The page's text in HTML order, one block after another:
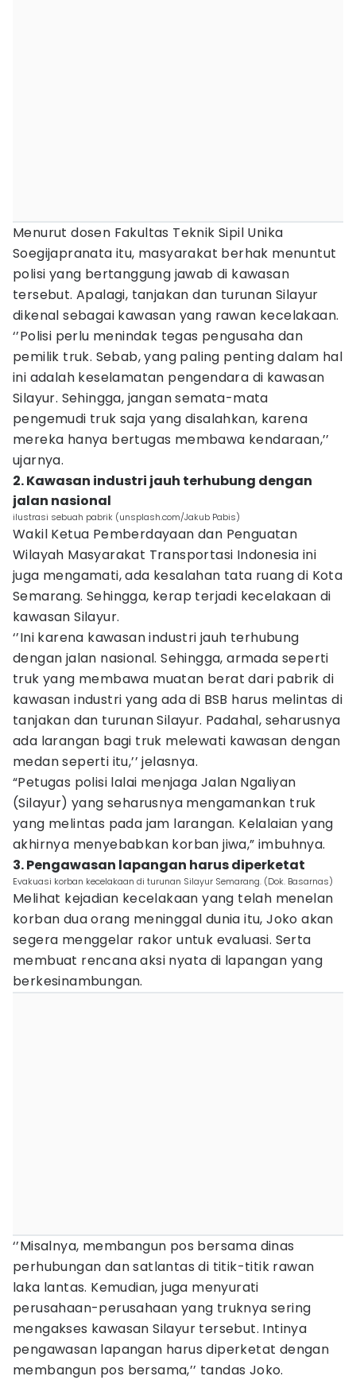
Menurut dosen Fakultas Teknik Sipil Unika
Soegijapranata itu, masyarakat berhak menuntut
polisi yang bertanggung jawab di kawasan
tersebut. Apalagi, tanjakan dan turunan Silayur
dikenal sebagai kawasan yang rawan kecelakaan.
‘’Polisi perlu menindak tegas pengusaha dan
pemilik truk. Sebab, yang paling penting dalam hal
ini adalah keselamatan pengendara di kawasan
Silayur. Sehingga, jangan semata-mata
pengemudi truk saja yang disalahkan, karena
mereka hanya bertugas membawa kendaraan,’’
ujarnya.
2. Kawasan industri jauh terhubung dengan
jalan nasional
ilustrasi sebuah pabrik (unsplash.com/Jakub Pabis)
Wakil Ketua Pemberdayaan dan Penguatan
Wilayah Masyarakat Transportasi Indonesia ini
juga mengamati, ada kesalahan tata ruang di Kota
Semarang. Sehingga, kerap terjadi kecelakaan di
kawasan Silayur.
‘’Ini karena kawasan industri jauh terhubung
dengan jalan nasional. Sehingga, armada seperti
truk yang membawa muatan berat dari pabrik di
kawasan industri yang ada di BSB harus melintas di
tanjakan dan turunan Silayur. Padahal, seharusnya
ada larangan bagi truk melewati kawasan dengan
medan seperti itu,’’ jelasnya.
“Petugas polisi lalai menjaga Jalan Ngaliyan
(Silayur) yang seharusnya mengamankan truk
yang melintas pada jam larangan. Kelalaian yang
akhirnya menyebabkan korban jiwa,” imbuhnya.
3. Pengawasan lapangan harus diperketat
Evakuasi korban kecelakaan di turunan Silayur Semarang. (Dok. Basarnas)
Melihat kejadian kecelakaan yang telah menelan
korban dua orang meninggal dunia itu, Joko akan
segera menggelar rakor untuk evaluasi. Serta
membuat rencana aksi nyata di lapangan yang
berkesinambungan.
‘’Misalnya, membangun pos bersama dinas
perhubungan dan satlantas di titik-titik rawan
laka lantas. Kemudian, juga menyurati
perusahaan-perusahaan yang truknya sering
mengakses kawasan Silayur tersebut. Intinya
pengawasan lapangan harus diperketat dengan
membangun pos bersama,’’ tandas Joko.